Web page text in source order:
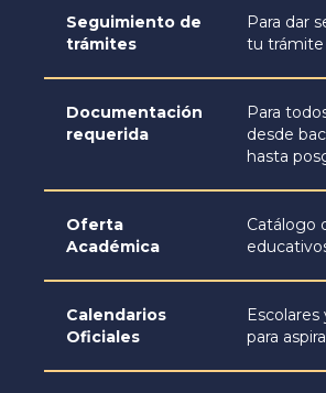
Seguimiento de
trámites
Para dar
tu trámite
Documentación
requerida
Para
desde
hasta
Oferta
Académica
Catálogo
Calendarios
Oficiales
para